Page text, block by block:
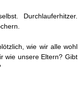
Durchlauferhitzer.
wie wir alle wohl
wie unsere Eltern? Gibt